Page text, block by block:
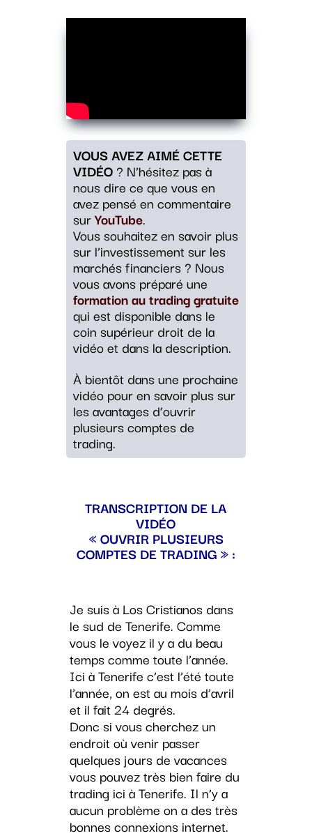
VOUS AVEZ AIMÉ CETTE
VIDÉO? N’hésitez pas à
nous dire ce que vous en
avez pensé en commentaire
surYouTube.
Vous souhaitez en savoir plus
sur l’investissement sur les
marchés financiers ? Nous
vous avons préparé une
formation au trading gratuite
qui est disponible dans le
coin supérieur droit de la
vidéo et dans la description.
À bientôt dans une prochaine
vidéo pour en savoir plus sur
les avantages d’ouvrir
plusieurs comptes de
trading.
TRANSCRIPTION DE LA
VIDÉO
« OUVRIR PLUSIEURS
COMPTES DE TRADING » :
Je suis à Los Cristianos dans
le sud de Tenerife. Comme
vous le voyez il y a du beau
temps comme toute l’année.
Ici à Tenerife c’est l’été toute
l’année, on est au mois d’avril
et il fait 24 degrés.
Donc si vous cherchez un
endroit où venir passer
quelques jours de vacances
vous pouvez très bien faire du
trading ici à Tenerife. Il n’y a
aucun problème on a des très
bonnes connexions internet.